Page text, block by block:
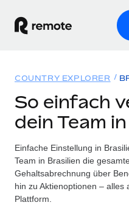
WELTWEITE
Globale Payroll
Einfache, rechtssicher
Employer of Record
Weltweites Wachstum
Lösungen
WELTWEITE
Country Explorer
Länderspezifische
Ressourcen
TOOLS UND RECHNER
Preise
COUNTRY EXPLORER
So einfach
dein Team
Einfache Einstellung in
Team in Brasilien die
Gehaltsabrechnung über
hin zu Aktienoptionen –
Plattform.